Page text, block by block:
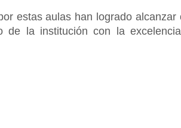
estas aulas han logrado alcanzar
de la institución con la